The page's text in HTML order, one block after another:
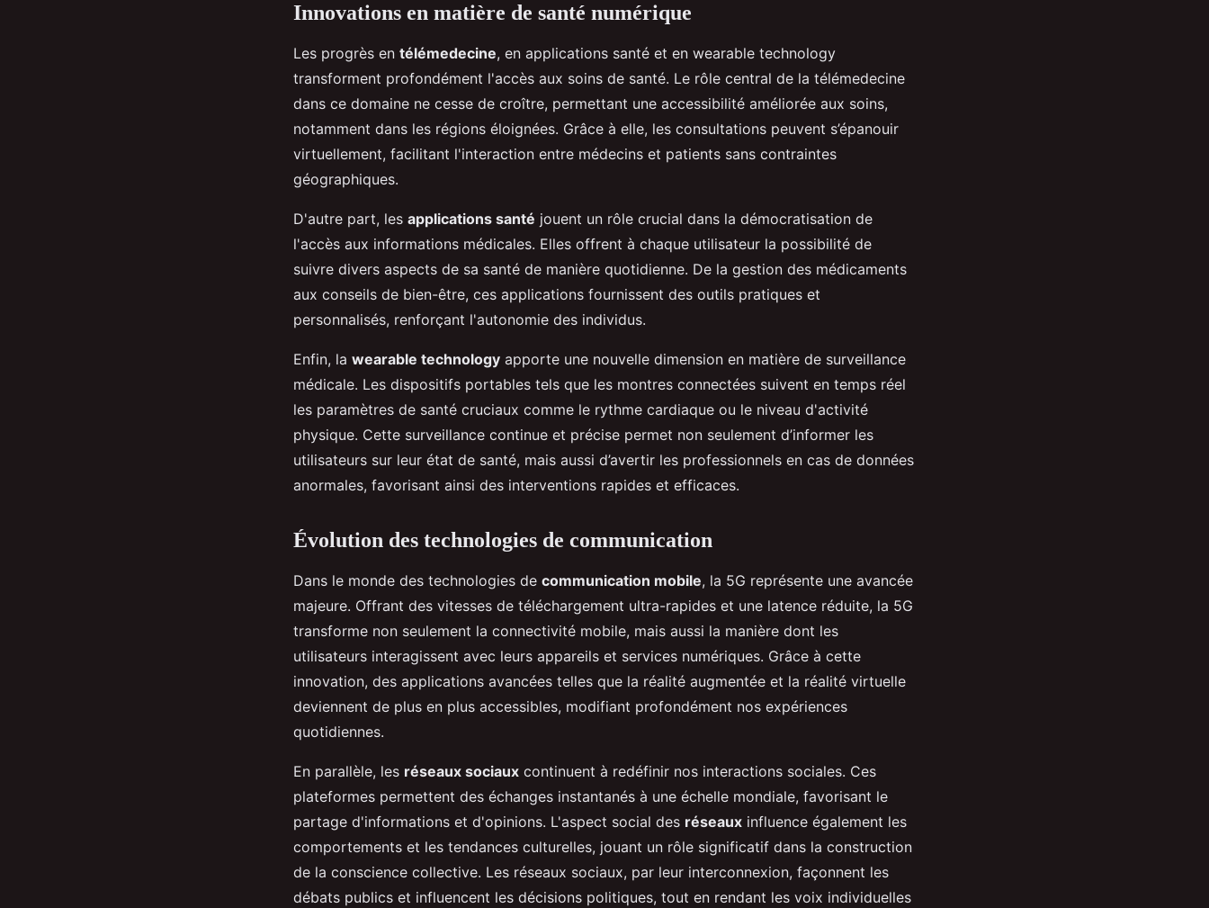
Innovations en matière de santé numérique
Les progrès en télémedecine, en applications santé et en wearable technology
transforment profondément l'accès aux soins de santé. Le rôle central de la télémedecine
dans ce domaine ne cesse de croître, permettant une accessibilité améliorée aux soins,
notamment dans les régions éloignées. Grâce à elle, les consultations peuvent s’épanouir
virtuellement, facilitant l'interaction entre médecins et patients sans contraintes
géographiques.
D'autre part, les applications santé jouent un rôle crucial dans la démocratisation de
l'accès aux informations médicales. Elles offrent à chaque utilisateur la possibilité de
suivre divers aspects de sa santé de manière quotidienne. De la gestion des médicaments
aux conseils de bien-être, ces applications fournissent des outils pratiques et
personnalisés, renforçant l'autonomie des individus.
Enfin, la wearable technology apporte une nouvelle dimension en matière de surveillance
médicale. Les dispositifs portables tels que les montres connectées suivent en temps réel
les paramètres de santé cruciaux comme le rythme cardiaque ou le niveau d'activité
physique. Cette surveillance continue et précise permet non seulement d’informer les
utilisateurs sur leur état de santé, mais aussi d’avertir les professionnels en cas de données
anormales, favorisant ainsi des interventions rapides et efficaces.
Évolution des technologies de communication
Dans le monde des technologies de communication mobile, la 5G représente une avancée
majeure. Offrant des vitesses de téléchargement ultra-rapides et une latence réduite, la 5G
transforme non seulement la connectivité mobile, mais aussi la manière dont les
utilisateurs interagissent avec leurs appareils et services numériques. Grâce à cette
innovation, des applications avancées telles que la réalité augmentée et la réalité virtuelle
deviennent de plus en plus accessibles, modifiant profondément nos expériences
quotidiennes.
En parallèle, les réseaux sociaux continuent à redéfinir nos interactions sociales. Ces
plateformes permettent des échanges instantanés à une échelle mondiale, favorisant le
partage d'informations et d'opinions. L'aspect social des réseaux influence également les
comportements et les tendances culturelles, jouant un rôle significatif dans la construction
de la conscience collective. Les réseaux sociaux, par leur interconnexion, façonnent les
débats publics et influencent les décisions politiques, tout en rendant les voix individuelles